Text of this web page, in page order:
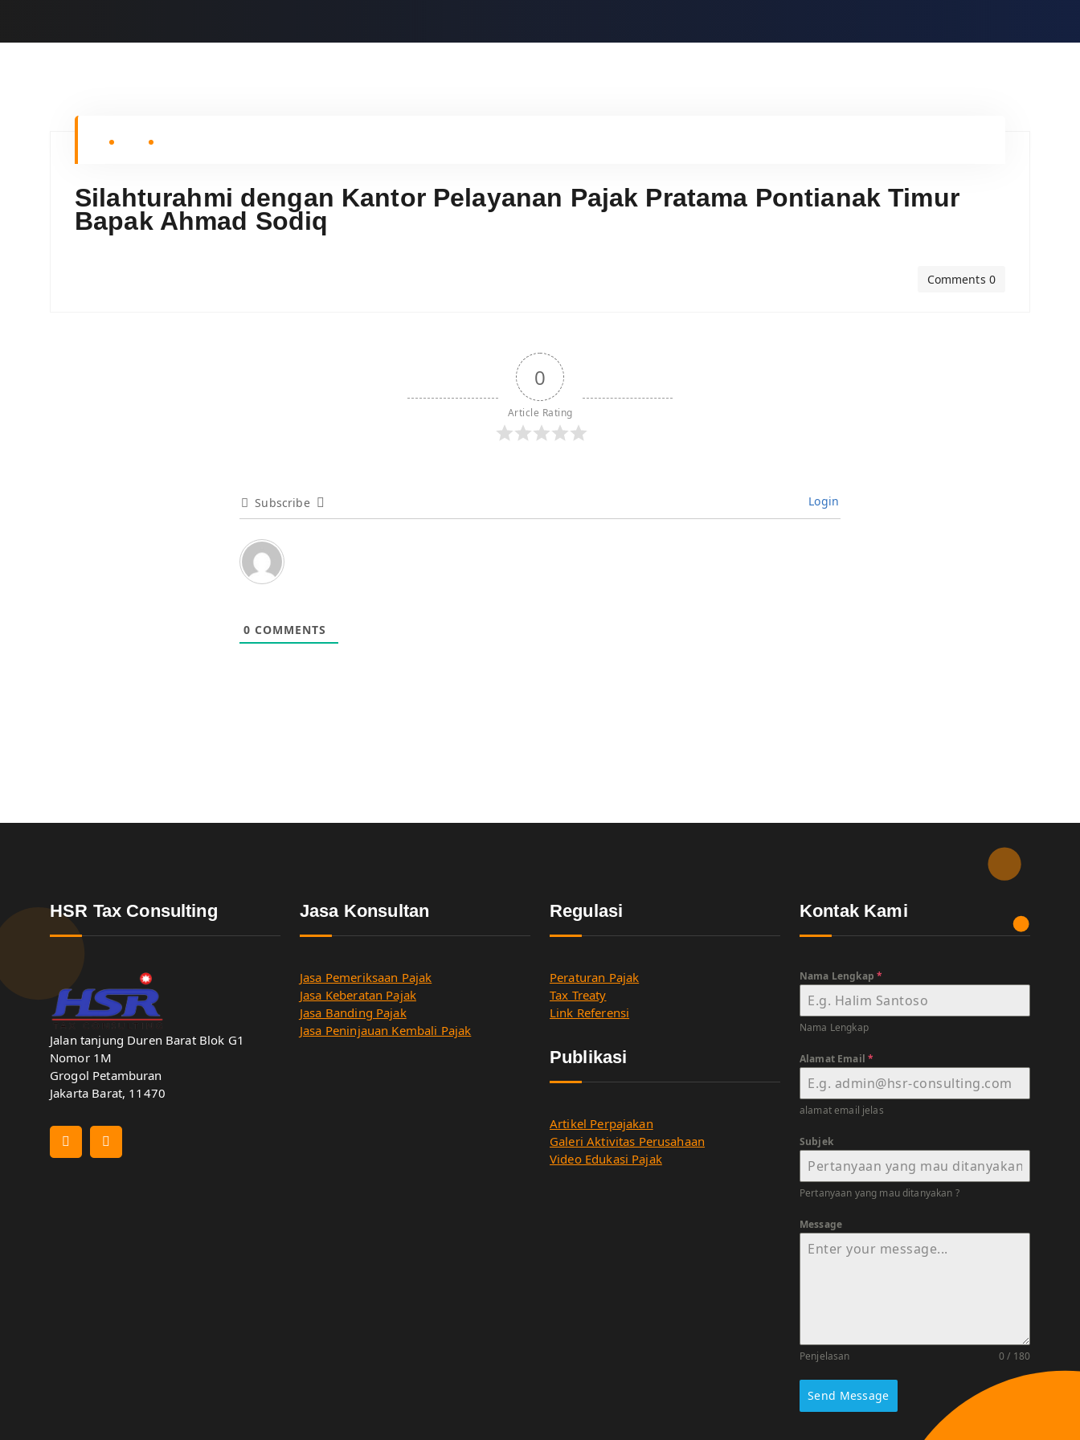
Silahturahmi dengan Kantor Pelayanan Pajak Pratama Pontianak Timur
Bapak Ahmad Sodiq
Comments 0
0
Article Rating
Subscribe Login
0 COMMENTS
HSR Tax Consulting
Jalan tanjung Duren Barat Blok G1
Nomor 1M
Grogol Petamburan
Jakarta Barat, 11470
Jasa Konsultan
Jasa Pemeriksaan Pajak
Jasa Keberatan Pajak
Jasa Banding Pajak
Jasa Peninjauan Kembali Pajak
Regulasi
Peraturan Pajak
Tax Treaty
Link Referensi
Publikasi
Artikel Perpajakan
Galeri Aktivitas Perusahaan
Video Edukasi Pajak
Kontak Kami
Nama Lengkap *
Nama Lengkap
Alamat Email *
alamat email jelas
Subjek
Pertanyaan yang mau ditanyakan ?
Message
Penjelasan 0 / 180
Send Message